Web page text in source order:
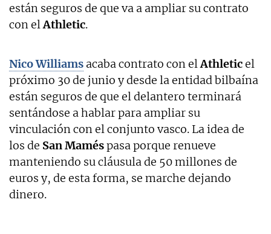
están seguros de que va a ampliar su contrato
con elAthletic.
Nico Williams acaba contrato con elAthleticel
próximo 30 de junio y desde la entidad bilbaína
están seguros de que el delantero terminará
sentándose a hablar para ampliar su
vinculación con el conjunto vasco. La idea de
los de San Maméspasa porque renueve
manteniendo su cláusula de 50 millones de
euros y, de esta forma, se marche dejando
dinero.